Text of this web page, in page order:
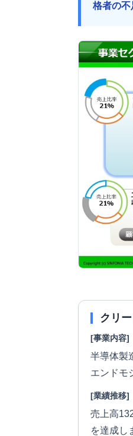
格者の不
クリ
[事業内容]
半導体製
エンドモ
[業績推移]
売上高
を達成し